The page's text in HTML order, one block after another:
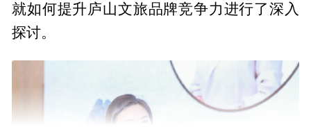
就如何提升庐山文旅品牌竞争力进行了深入
探讨。